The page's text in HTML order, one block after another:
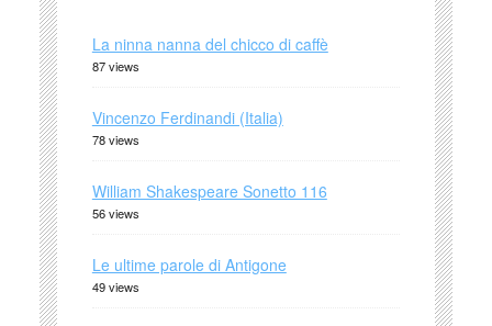
La ninna nanna del chicco di caffè
87 views
Vincenzo Ferdinandi (Italia)
78 views
William Shakespeare Sonetto 116
56 views
Le ultime parole di Antigone
49 views